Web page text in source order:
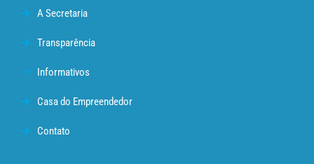
A Secretaria
Transparência
Informativos
Casa do Empreendedor
Contato